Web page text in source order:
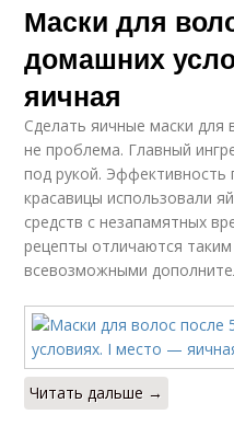
Маски для
домашних
яичная
Сделать яичные маски
не проблема. Главный
под рукой.
красавицы использовали
средств с незапамятных
рецепты отличаются
всевозможными
Читать дальше →